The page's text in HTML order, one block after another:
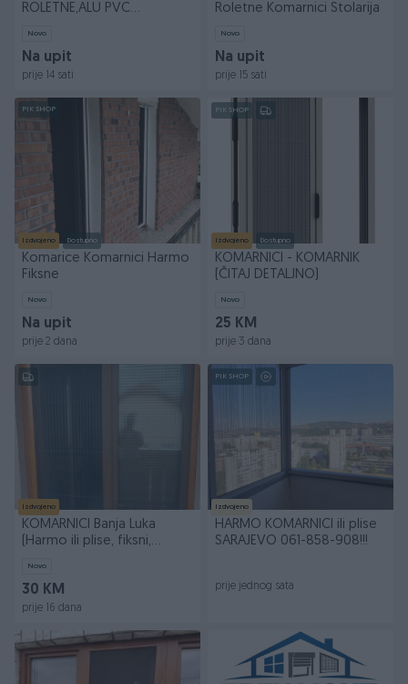
ROLETNE,ALU PVC
Novo
Na upit
prije 14 sati
Roletne Komarnici Stolarija
Novo
Na upit
prije 15 sati
PIK SHOP
Izdvojeno Dostupno
Komarice Komarnici Harmo
Fiksne
Novo
Na upit
prije 2 dana
PIK SHOP
Izdvojeno Dostupno
KOMARNICI - KOMARNIK
(ČITAJ DETALJNO)
Novo
25 KM
prije 3 dana
Izdvojeno
KOMARNICI Banja Luka
(Harmo ili plise, fiksni,
Novo
30 KM
prije 16 dana
PIK SHOP
Izdvojeno
HARMO KOMARNICI ili plise
SARAJEVO 061-858-908!!!
prije jednog sata